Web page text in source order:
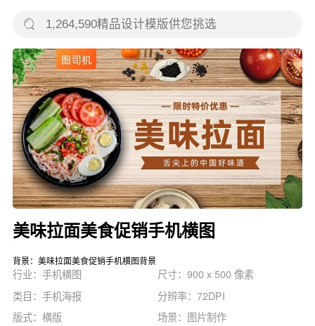
美味拉面美食促销手机横图
背景：美味拉面美食促销手机横图背景
行业：手机横图
尺寸：900 x 500 像素
类目：手机海报
分辨率：72DPI
版式：横版
场景：图片制作